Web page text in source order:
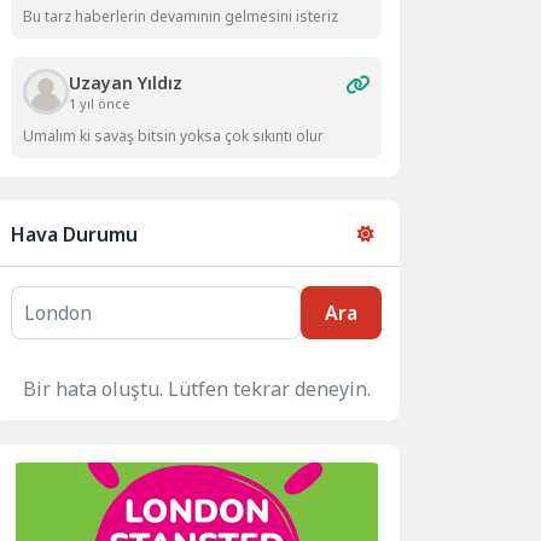
Bu tarz haberlerin devamının gelmesini isteriz
Uzayan Yıldız
1 yıl önce
Umalım ki savaş bitsin yoksa çok sıkıntı olur
Hava Durumu
Ara
Bir hata oluştu. Lütfen tekrar deneyin.